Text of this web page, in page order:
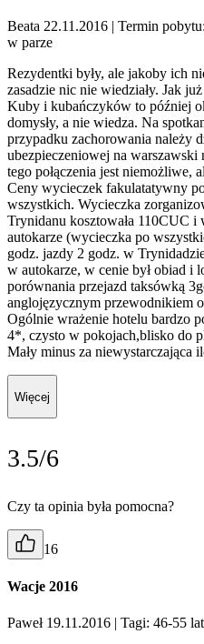
Beata 22.11.2016 | Termin
w parze
Rezydentki były, ale jakoby ich
zasadzie nic nie wiedziały. Jak
Kuby i kubańczyków to później
domysły, a nie wiedza. Na
przypadku zachorowania należy
ubezpieczeniowej na
tego połączenia jest niemożliwe,
Ceny wycieczek fakulatatywny
wszystkich. Wycieczka
Trynidanu kosztowała 110CUC i
autokarze (wycieczka po
godz. jazdy 2 godz. w
w autokarze, w cenie był obiad i
porównania przejazd taksówką
anglojęzycznym przewodnikiem
Ogólnie wrażenie hotelu bardzo
4*, czysto w pokojach,blisko do
Mały minus za niewystarczająca
Więcej
3.5/6
Czy ta opinia była pomocna?
16
Wacje 2016
Paweł 19.11.2016 | Tagi: 46-55